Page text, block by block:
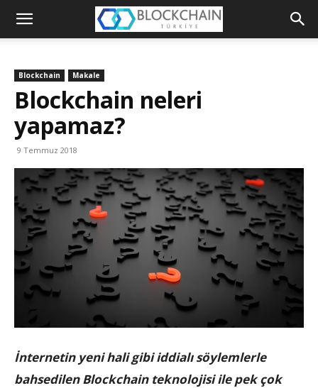
Blockchain
Platformu
Blockchain Makale
Blockchain neleri
yapamaz?
9 Temmuz 2018
İnternetin yeni hali gibi iddialı söylemlerle
bahsedilen Blockchain teknolojisi ile pek çok